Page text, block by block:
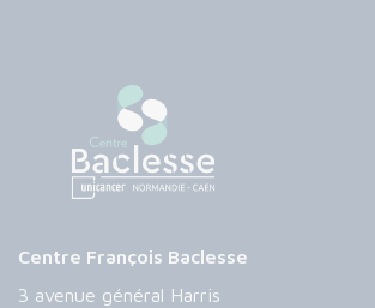
Centre François Baclesse
3 avenue général Harris